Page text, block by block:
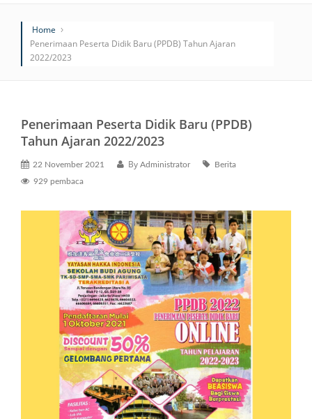
Home
Penerimaan Peserta Didik Baru (PPDB) Tahun Ajaran
2022/2023
Penerimaan Peserta Didik Baru (PPDB)
Tahun Ajaran 2022/2023
22 November 2021 By Administrator
Berita
929 pembaca